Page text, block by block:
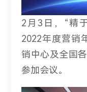
2月3日，“精
2022年度营销
销中心及全国
参加会议。